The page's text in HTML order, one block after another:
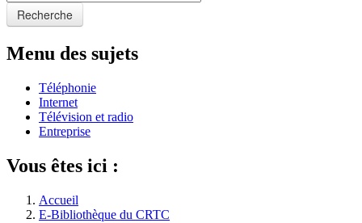
Recherche
Menu des sujets
Téléphonie
Internet
Télévision et radio
Entreprise
Vous êtes ici :
Accueil
E-Bibliothèque du CRTC